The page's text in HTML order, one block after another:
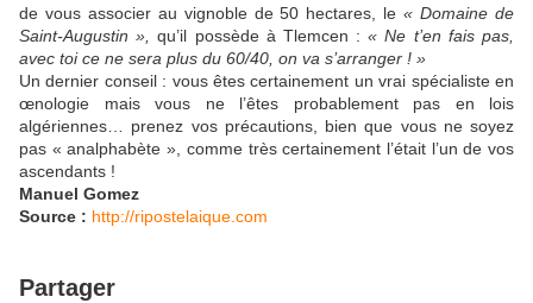
de vous associer au vignoble de 50 hectares, le« Domaine de
Saint-Augustin »,
qu’il possède à Tlemcen :« Ne t’en fais pas,
avec toi ce ne sera plus du 60/40, on va s’arranger ! »
Un dernier conseil : vous êtes certainement un vrai spécialiste en
œnologie mais vous ne l’êtes probablement pas en lois
algériennes… prenez vos précautions, bien que vous ne soyez
pas « analphabète », comme très certainement l’était l’un de vos
ascendants !
Manuel Gomez
Source : http://ripostelaique.com
Partager